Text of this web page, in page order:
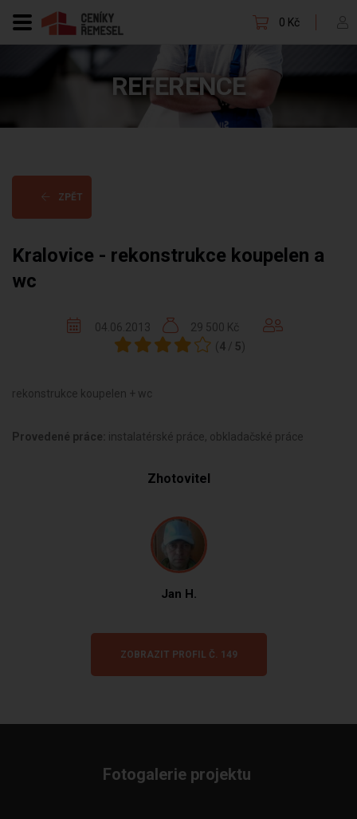
0 Kč
REFERENCE
ZPĚT
Kralovice - rekonstrukce koupelen a
wc
04.06.2013
29 500 Kč
( 4 / 5)
rekonstrukce koupelen + wc
Provedené práce: instalatérské práce, obkladačské práce
Zhotovitel
Jan H.
ZOBRAZIT PROFIL Č. 149
Fotogalerie projektu